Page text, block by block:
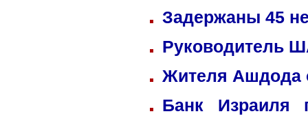
Задержаны 45
Руководитель
Жителя Ашдода
Банк Израиля